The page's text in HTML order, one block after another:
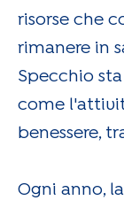
risorse che
rimanere in
Specchio
come
benessere,
Ogni anno,